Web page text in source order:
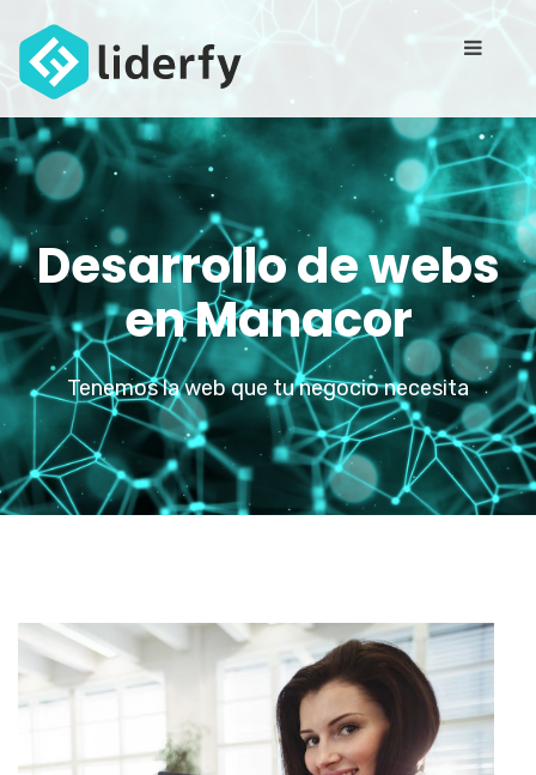
Desarrollo de webs
en Manacor
Tenemos la web que tu negocio necesita